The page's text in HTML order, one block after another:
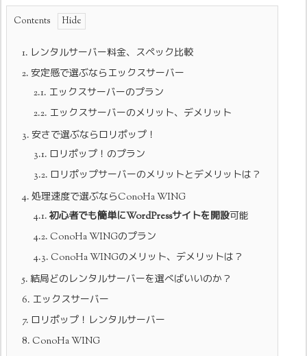
Contents
1. レンタルサーバー料金、スペック比較
2. 安定感で選ぶならエックスサーバー
2.1. エックスサーバーのプラン
2.2. エックスサーバーのメリット、デメリット
3. 安さで選ぶならロリポップ！
3.1. ロリポップ！のプラン
3.2. ロリポップサーバーのメリットとデメリットは？
4. 処理速度で選ぶならConoHa WING
4.1. 初心者でも簡単にWordPressサイトを開設可能
4.2. ConoHa WINGのプラン
4.3. ConoHa WINGのメリット、デメリットは？
5. 結局どのレンタルサーバーを選べばいいのか？
6. エックスサーバー
7. ロリポップ！レンタルサーバー
8. ConoHa WING